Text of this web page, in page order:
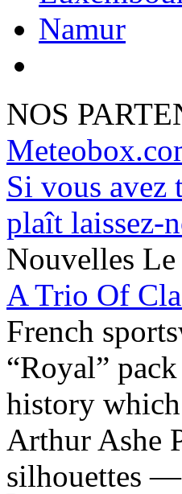
Namur
NOS
Si vous avez
plaît laissez-
Nouvelles Le
A Trio Of
French
“Royal”
history
Arthur Ashe
silhouettes